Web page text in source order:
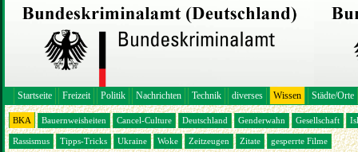
Startseite Freizeit Politik Nachrichten Technik diverses Wissen Städte/Orte
BKA Bauernweisheiten Cancel-Culture Deutschland Genderwahn Gesellschaft
Rassismus Tipps-Tricks Ukraine Woke Zeitzeugen Zitate gesperrte Filme